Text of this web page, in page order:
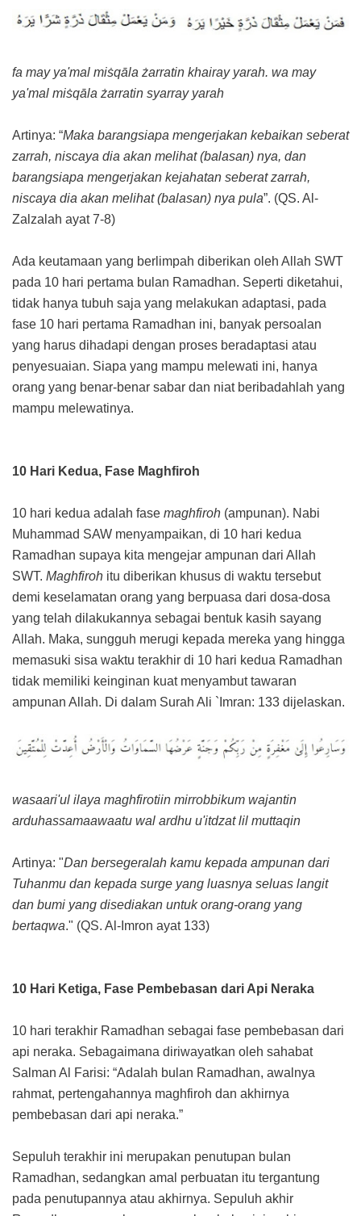
fa may ya'mal miṡqāla żarratin khairay yarah. wa may
ya'mal miṡqāla żarratin syarray yarah
Artinya: “Maka barangsiapa mengerjakan kebaikan seberat
zarrah, niscaya dia akan melihat (balasan) nya, dan
barangsiapa mengerjakan kejahatan seberat zarrah,
niscaya dia akan melihat (balasan) nya pula”. (QS. Al-
Zalzalah ayat 7-8)
Ada keutamaan yang berlimpah diberikan oleh Allah SWT
pada 10 hari pertama bulan Ramadhan. Seperti diketahui,
tidak hanya tubuh saja yang melakukan adaptasi, pada
fase 10 hari pertama Ramadhan ini, banyak persoalan
yang harus dihadapi dengan proses beradaptasi atau
penyesuaian. Siapa yang mampu melewati ini, hanya
orang yang benar-benar sabar dan niat beribadahlah yang
mampu melewatinya.
10 Hari Kedua, Fase Maghfiroh
10 hari kedua adalah fase maghfiroh (ampunan). Nabi
Muhammad SAW menyampaikan, di 10 hari kedua
Ramadhan supaya kita mengejar ampunan dari Allah
SWT. Maghfiroh itu diberikan khusus di waktu tersebut
demi keselamatan orang yang berpuasa dari dosa-dosa
yang telah dilakukannya sebagai bentuk kasih sayang
Allah. Maka, sungguh merugi kepada mereka yang hingga
memasuki sisa waktu terakhir di 10 hari kedua Ramadhan
tidak memiliki keinginan kuat menyambut tawaran
ampunan Allah. Di dalam Surah Ali `Imran: 133 dijelaskan.
wasaari'ul ilaya maghfirotiin mirrobbikum wajantin
arduhassamaawaatu wal ardhu u'itdzat lil muttaqin
Artinya: "Dan bersegeralah kamu kepada ampunan dari
Tuhanmu dan kepada surge yang luasnya seluas langit
dan bumi yang disediakan untuk orang-orang yang
bertaqwa." (QS. Al-Imron ayat 133)
10 Hari Ketiga, Fase Pembebasan dari Api Neraka
10 hari terakhir Ramadhan sebagai fase pembebasan dari
api neraka. Sebagaimana diriwayatkan oleh sahabat
Salman Al Farisi: “Adalah bulan Ramadhan, awalnya
rahmat, pertengahannya maghfiroh dan akhirnya
pembebasan dari api neraka.”
Sepuluh terakhir ini merupakan penutupan bulan
Ramadhan, sedangkan amal perbuatan itu tergantung
pada penutupannya atau akhirnya. Sepuluh akhir